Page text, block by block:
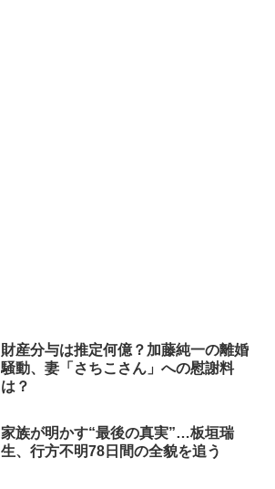
財産分与は推定何億？加藤純一の離婚
騒動、妻「さちこさん」への慰謝料
は？
家族が明かす“最後の真実”…板垣瑞
生、行方不明78日間の全貌を追う